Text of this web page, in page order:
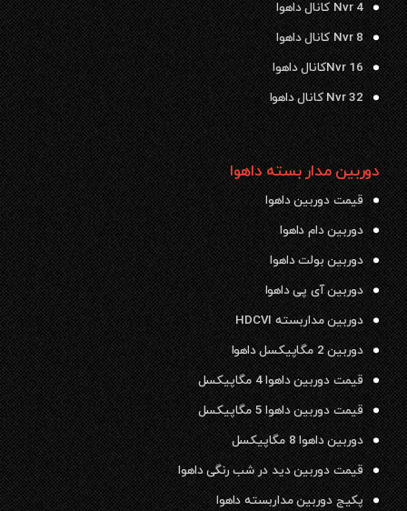
Nvr 4 کانال داهوا
Nvr 8 کانال داهوا
Nvr 16کانال داهوا
Nvr 32 کانال داهوا
دوربین مدار بسته داهوا
قیمت دوربین داهوا
دوربین دام داهوا
دوربین بولت داهوا
دوربین آی پی داهوا
دوربین مداربسته HDCVI
دوربین 2 مگاپیکسل داهوا
قیمت دوربین داهوا 4 مگاپیکسل
قیمت دوربین داهوا 5 مگاپیکسل
دوربین داهوا 8 مگاپیکسل
قیمت دوربین دید در شب رنگی داهوا
پکیج دوربین مداربسته داهوا